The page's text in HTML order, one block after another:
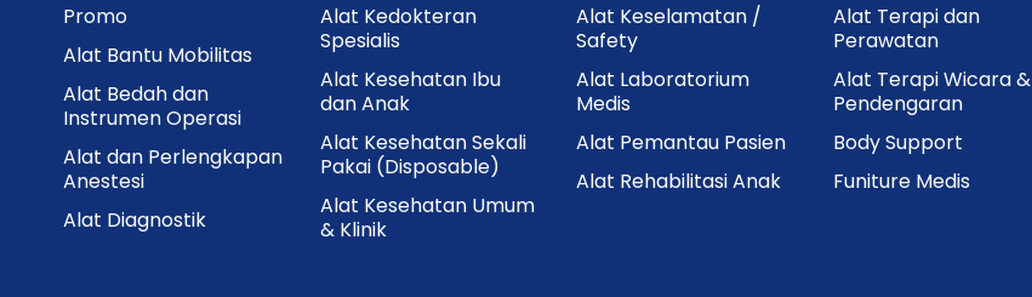
Promo
Alat Bantu Mobilitas
Alat Bedah dan
Instrumen Operasi
Alat dan Perlengkapan
Anestesi
Alat Diagnostik
Alat Kedokteran
Spesialis
Alat Kesehatan Ibu
dan Anak
Alat Kesehatan Sekali
Pakai (Disposable)
Alat Kesehatan Umum
& Klinik
Alat Keselamatan /
Safety
Alat Laboratorium
Medis
Alat Pemantau Pasien
Alat Rehabilitasi Anak
Alat Terapi dan
Perawatan
Alat Terapi Wicara &
Pendengaran
Body Support
Funiture Medis